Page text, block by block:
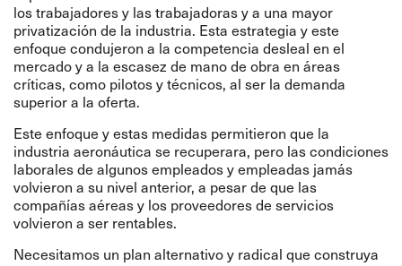
los trabajadores y las trabajadoras y a una mayor
privatización de la industria. Esta estrategia y este
enfoque condujeron a la competencia desleal en el
mercado y a la escasez de mano de obra en áreas
críticas, como pilotos y técnicos, al ser la demanda
superior a la oferta.
Este enfoque y estas medidas permitieron que la
industria aeronáutica se recuperara, pero las condiciones
laborales de algunos empleados y empleadas jamás
volvieron a su nivel anterior, a pesar de que las
compañías aéreas y los proveedores de servicios
volvieron a ser rentables.
Necesitamos un plan alternativo y radical que construya